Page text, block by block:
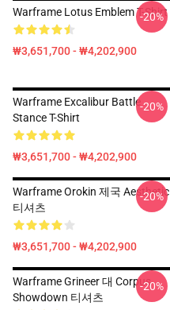
Warframe Lotus Emblem T-Shirt
₩3,651,700 - ₩4,202,900
-20%
Warframe Excalibur Battle
Stance T-Shirt
₩3,651,700 - ₩4,202,900
-20%
Warframe Orokin 제국 Aesthetic
티셔츠
₩3,651,700 - ₩4,202,900
-20%
Warframe Grineer 대 Corpus
Showdown 티셔츠
-20%